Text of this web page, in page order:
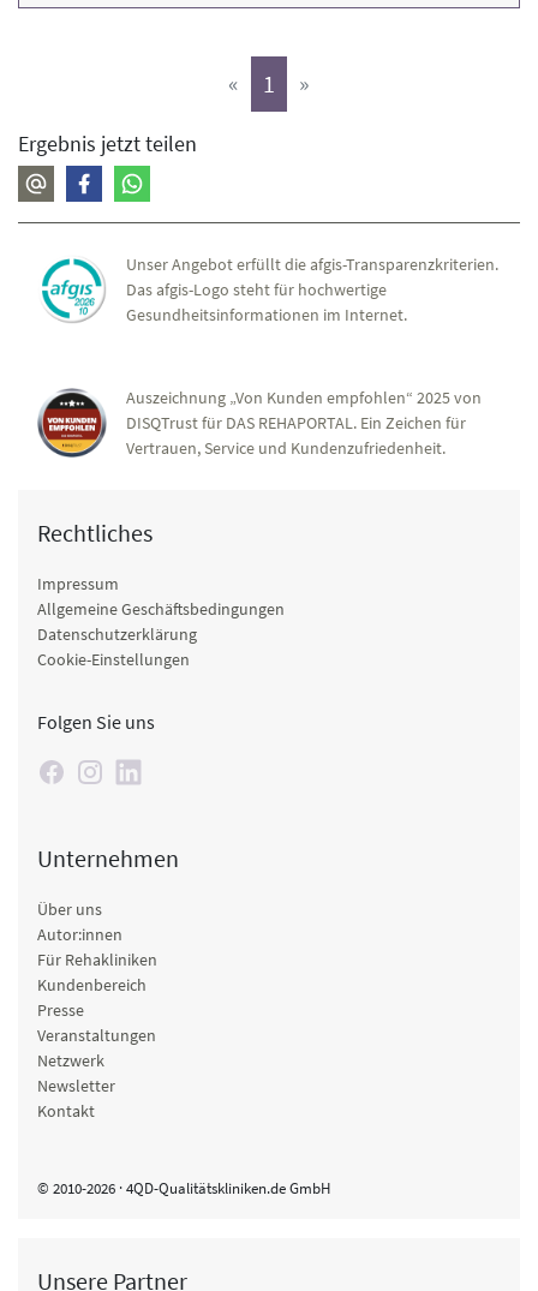
« 1 (aktiv)
»
Ergebnis jetzt teilen
Unser Angebot erfüllt die afgis-Transparenzkriterien.
Das afgis-Logo steht für hochwertige
Gesundheitsinformationen im Internet.
Auszeichnung „Von Kunden empfohlen“ 2025 von
DISQTrust für DAS REHAPORTAL. Ein Zeichen für
Vertrauen, Service und Kundenzufriedenheit.
Rechtliches
Impressum
Allgemeine Geschäftsbedingungen
Datenschutzerklärung
Cookie-Einstellungen
Folgen Sie uns
Unternehmen
Über uns
Autor:innen
Für Rehakliniken
Kundenbereich
Presse
Veranstaltungen
Netzwerk
Newsletter
Kontakt
© 2010-2026 · 4QD-Qualitätskliniken.de GmbH
Unsere Partner